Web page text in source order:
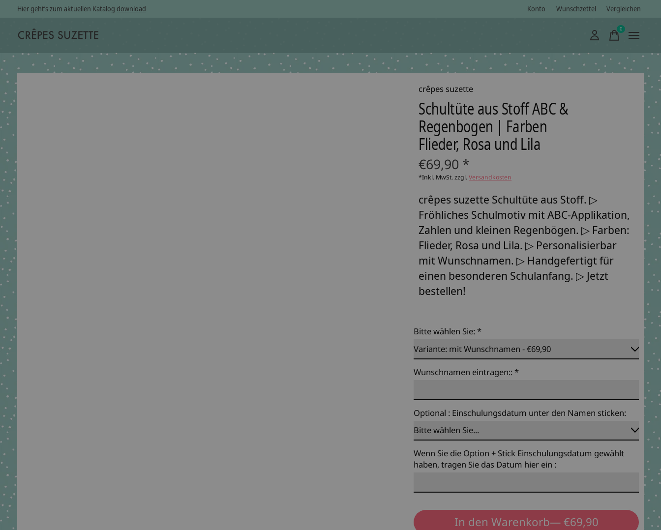
Hier geht’s zum aktuellen Katalog download Konto Wunschzettel Vergleichen
0items
crêpes suzette
Schultüte aus Stoff ABC &
Regenbogen | Farben
Flieder, Rosa und Lila
€69,90 *
*Inkl. MwSt. zzgl.Versandkosten
crêpes suzette Schultüte aus Stoff. ▷
Fröhliches Schulmotiv mit ABC-Applikation,
Zahlen und kleinen Regenbögen. ▷ Farben:
Flieder, Rosa und Lila. ▷ Personalisierbar
mit Wunschnamen. ▷ Handgefertigt für
einen besonderen Schulanfang. ▷ Jetzt
bestellen!
Bitte wählen Sie:*
Wunschnamen eintragen::*
Optional : Einschulungsdatum unter den Namen sticken:
Wenn Sie die Option + Stick Einschulungsdatum gewählt
haben, tragen Sie das Datum hier ein :
In den Warenkorb
— €69,90